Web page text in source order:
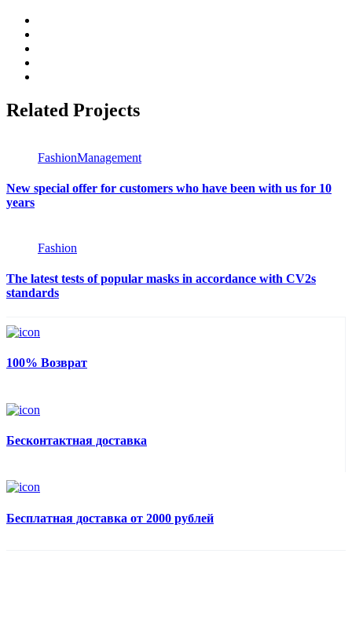
Related Projects
FashionManagement
New special offer for customers who have been with us for 10
years
Fashion
The latest tests of popular masks in accordance with CV2s
standards
100% Возврат
Бесконтактная доставка
Бесплатная доставка от 2000 рублей